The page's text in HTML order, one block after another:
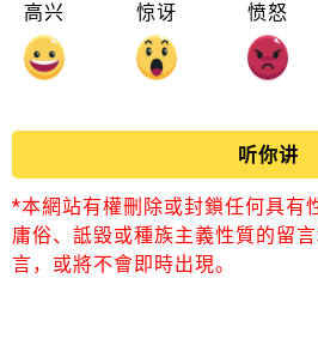
高兴 惊讶 愤怒
听你讲
*本網站有權刪除或封鎖任何具有
庸俗、詆毀或種族主義性質的留
言，或將不會即時出現。